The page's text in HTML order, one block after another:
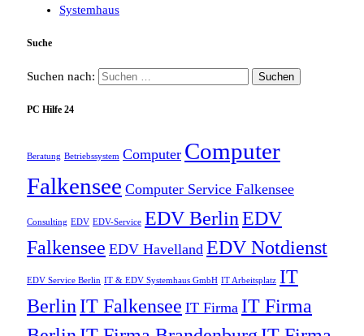
Systemhaus
Suche
Suchen nach:
PC Hilfe 24
Beratung Betriebssystem Computer Computer
Falkensee Computer Service Falkensee
Consulting EDV EDV-Service EDV BerlinEDV
Falkensee EDV Havelland EDV Notdienst
EDV Service Berlin IT & EDV Systemhaus GmbH IT Arbeitsplatz IT
Berlin IT Falkensee IT Firma IT Firma